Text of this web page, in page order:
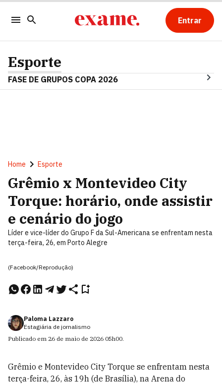
Entrar
Esporte
FASE DE GRUPOS COPA 2026
Home Esporte
Grêmio x Montevideo City
Torque: horário, onde assistir
e cenário do jogo
Líder e vice-líder do Grupo F da Sul-Americana se enfrentam nesta
terça-feira, 26, em Porto Alegre
(Facebook/Reprodução)
Paloma Lazzaro
Estagiária de jornalismo
Publicado em 26 de maio de 2026 05h00.
Grêmio e Montevideo City Torque se enfrentam nesta
terça-feira, 26, às 19h (de Brasília), na Arena do